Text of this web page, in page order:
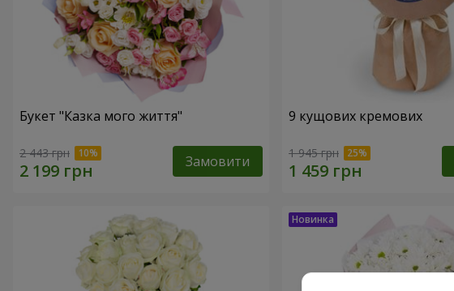
Букет "Казка мого життя"
2 443 грн Замовити
9 кущових кремових
1 945 грн